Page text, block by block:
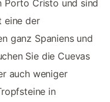
Porto Cristo und sind
eine der
ganz Spaniens und
Sie die Cuevas
auch weniger
in